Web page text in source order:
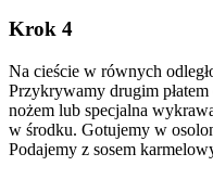
Krok 4
Na cieście w równych
Przykrywamy drugim
nożem lub specjalna
w środku. Gotujemy w
Podajemy z sosem